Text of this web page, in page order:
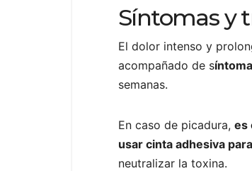
Síntomas y
El dolor intenso y
acompañado de s
semanas.
En caso de picadura, es
usar cinta adhesiva
neutralizar la toxina.